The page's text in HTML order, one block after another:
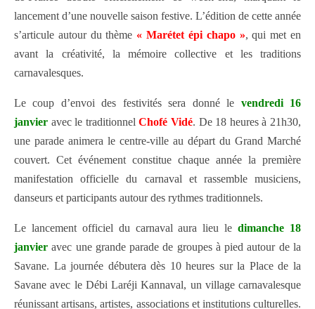
lancement d’une nouvelle saison festive. L’édition de cette année
s’articule autour du thème « Marétet épi chapo », qui met en
avant la créativité, la mémoire collective et les traditions
carnavalesques.
Le coup d’envoi des festivités sera donné le vendredi 16
janvier avec le traditionnelChofé Vidé. De 18 heures à 21h30,
une parade animera le centre-ville au départ du Grand Marché
couvert. Cet événement constitue chaque année la première
manifestation officielle du carnaval et rassemble musiciens,
danseurs et participants autour des rythmes traditionnels.
Le lancement officiel du carnaval aura lieu ledimanche 18
janvier avec une grande parade de groupes à pied autour de la
Savane. La journée débutera dès 10 heures sur la Place de la
Savane avec le Débi Laréji Kannaval, un village carnavalesque
réunissant artisans, artistes, associations et institutions culturelles.